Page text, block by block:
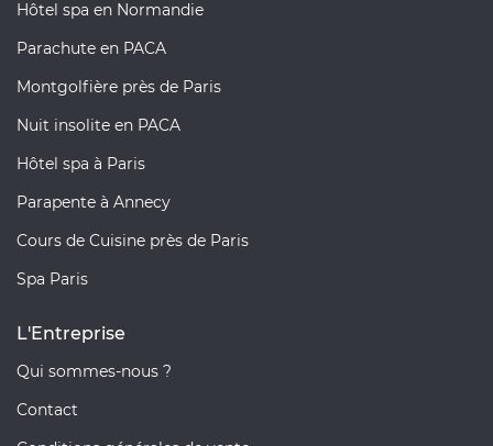
Hôtel spa en Normandie
Parachute en PACA
Montgolfière près de Paris
Nuit insolite en PACA
Hôtel spa à Paris
Parapente à Annecy
Cours de Cuisine près de Paris
Spa Paris
L'Entreprise
Qui sommes-nous ?
Contact